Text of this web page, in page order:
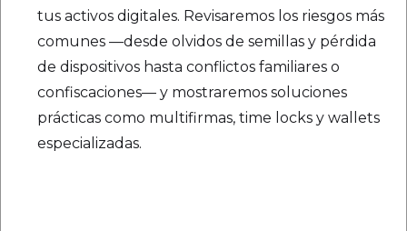
tus activos digitales. Revisaremos los riesgos más
comunes —desde olvidos de semillas y pérdida
de dispositivos hasta conflictos familiares o
confiscaciones— y mostraremos soluciones
prácticas como multifirmas, time locks y wallets
especializadas.